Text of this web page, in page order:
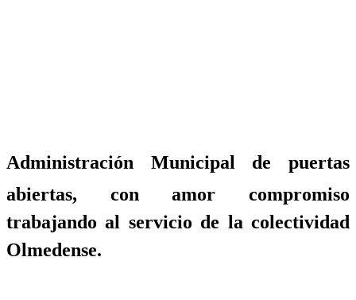
Administración Municipal de puertas
abiertas, con amor compromiso
trabajando al servicio de la colectividad
Olmedense.